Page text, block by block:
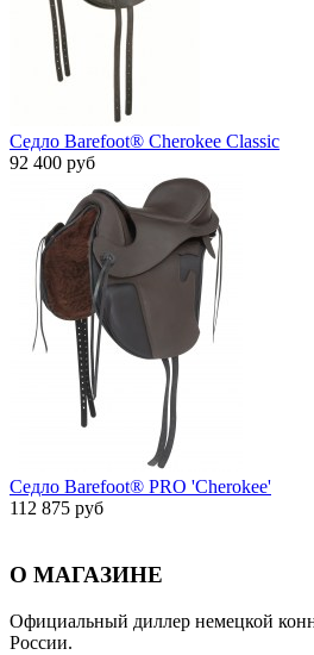
Седло Barefoot® Cherokee Classic
92 400 руб
Седло Barefoot® PRO 'Cherokee'
112 875 руб
О МАГАЗИНЕ
Официальный диллер немецкой
России.